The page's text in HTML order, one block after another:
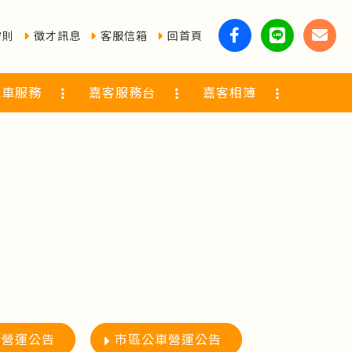
徵才訊息 客服信箱 回首頁
服務 嘉客服務台 嘉客相簿
運公告 市區公車營運公告